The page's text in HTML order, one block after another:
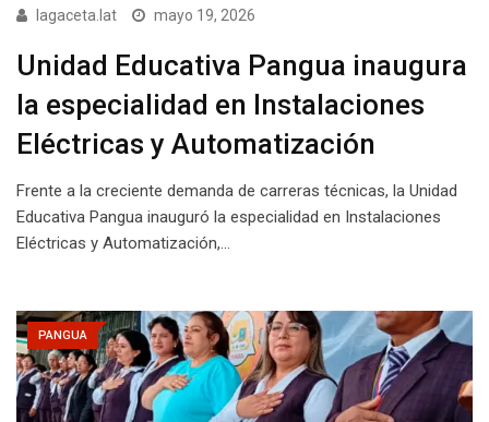
lagaceta.lat mayo 19, 2026
Unidad Educativa Pangua inaugura
la especialidad en Instalaciones
Eléctricas y Automatización
Frente a la creciente demanda de carreras técnicas, la Unidad
Educativa Pangua inauguró la especialidad en Instalaciones
Eléctricas y Automatización,…
PANGUA